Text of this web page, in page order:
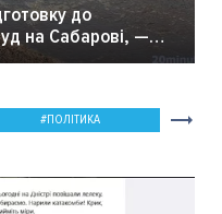
до
на Сабарові, —
ПОЛІТИКА